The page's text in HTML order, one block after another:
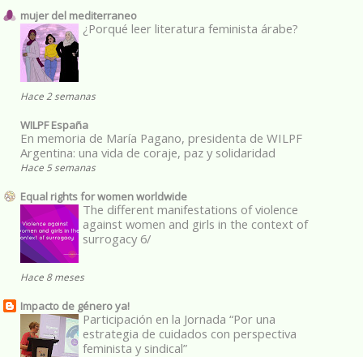
mujer del mediterraneo
¿Porqué leer literatura feminista árabe?
Hace 2 semanas
WILPF España
En memoria de María Pagano, presidenta de WILPF
Argentina: una vida de coraje, paz y solidaridad
Hace 5 semanas
Equal rights for women worldwide
The different manifestations of violence
against women and girls in the context of
surrogacy 6/
Hace 8 meses
Impacto de género ya!
Participación en la Jornada “Por una
estrategia de cuidados con perspectiva
feminista y sindical”